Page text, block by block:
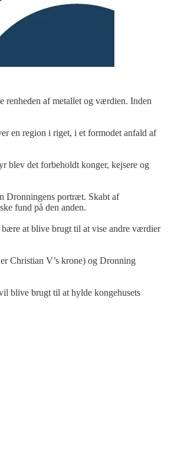
renheden af metallet og værdien. Inden
en region i riget, i et formodet anfald af
blev det forbeholdt konger, kejsere og
Dronningens portræt. Skabt af
fund på den anden.
at blive brugt til at vise andre værdier
Christian V’s krone) og Dronning
blive brugt til at hylde kongehusets